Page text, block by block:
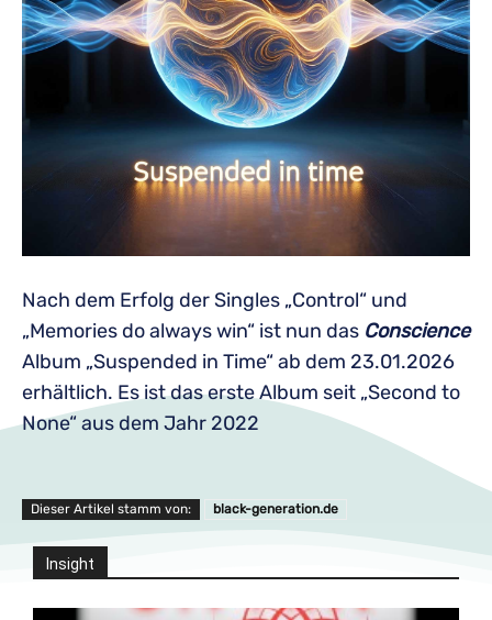
Nach dem Erfolg der Singles „Control“ und
„Memories do always win“ ist nun das Conscience
Album „Suspended in Time“ ab dem 23.01.2026
erhältlich. Es ist das erste Album seit „Second to
None“ aus dem Jahr 2022
Dieser Artikel stamm von: black-generation.de
Insight